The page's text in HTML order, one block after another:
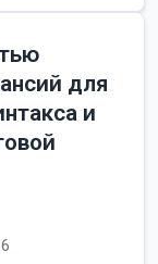
для
и